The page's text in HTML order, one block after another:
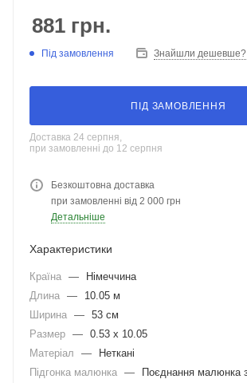
881 грн.
Під замовлення Знайшли дешевше?
ПІД ЗАМОВЛЕННЯ
Доставка 24 серпня,
при замовленні до 12 серпня
Безкоштовна доставка
при замовленні від 2 000 грн
Детальніше
Характеристики
Країна —
Німеччина
Длина —
10.05 м
Ширина — 53 см
Размер — 0.53 x 10.05
Матеріал
—
Неткані
Підгонка малюнка — Поєднання малюнка